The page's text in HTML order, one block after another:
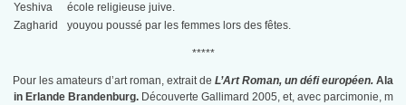
Yeshiva
école religieuse juive.
Zagharid
youyou poussé par les femmes lors des fêtes.
*****
Pour les amateurs d’art roman, extrait de L’Art Roman, un défi européen. Ala
in Erlande Brandenburg.Découverte Gallimard 2005, et, avec parcimonie, m